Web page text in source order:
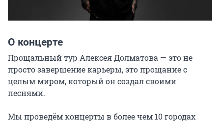
О концерте
Прощальный тур Алексея Долматова — это не
просто завершение карьеры, это прощание с
целым миром, который он создал своими
песнями.
Мы проведём концерты в более чем 10 городах